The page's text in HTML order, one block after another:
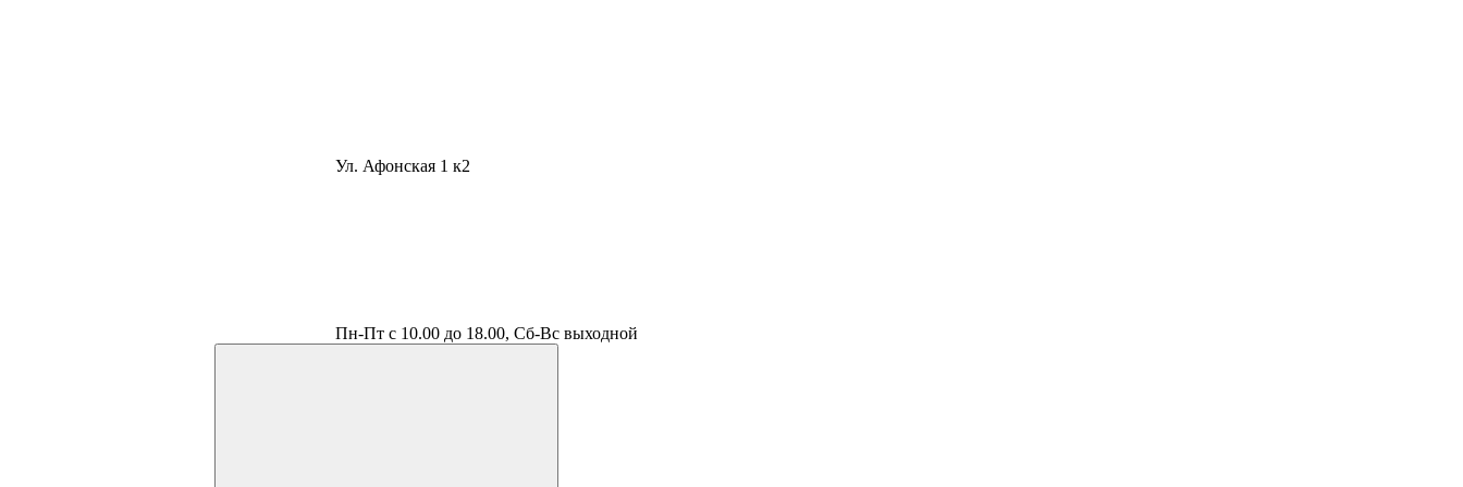
Ул. Афонская 1 к2
Пн-Пт с 10.00 до 18.00, Сб-Вс выходной